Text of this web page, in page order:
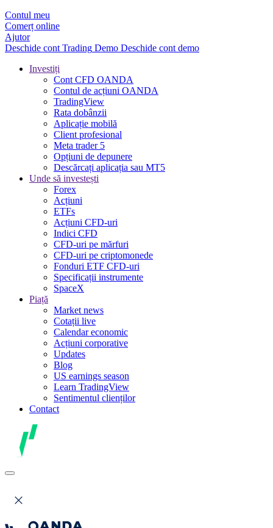
Contul meu
Comerț online
Ajutor
Deschide cont Trading Demo Deschide cont demo
Investiți
Cont CFD OANDA
Contul de acțiuni OANDA
TradingView
Rata dobânzii
Aplicație mobilă
Client profesional
Meta trader 5
Opțiuni de depunere
Descărcați aplicația sau MT5
Unde să investești
Forex
Acțiuni
ETFs
Acțiuni CFD-uri
Indici CFD
CFD-uri pe mărfuri
CFD-uri pe criptomonede
Fonduri ETF CFD-uri
Specificații instrumente
SpaceX
Piață
Market news
Cotații live
Calendar economic
Acțiuni corporative
Updates
Blog
US earnings season
Learn TradingView
Sentimentul clienților
Contact